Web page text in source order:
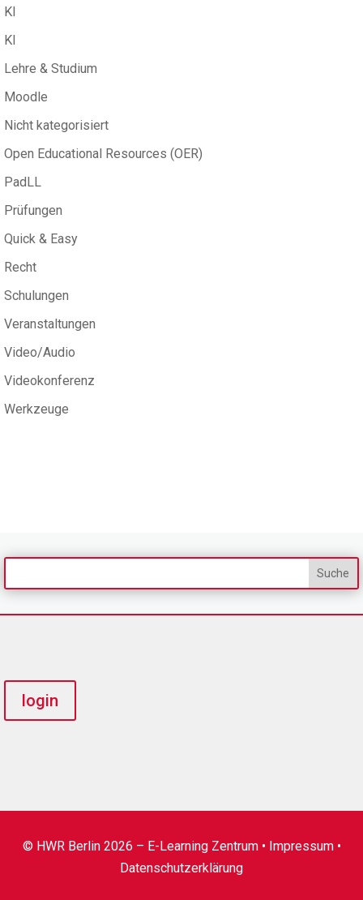
KI
KI
Lehre & Studium
Moodle
Nicht kategorisiert
Open Educational Resources (OER)
PadLL
Prüfungen
Quick & Easy
Recht
Schulungen
Veranstaltungen
Video/Audio
Videokonferenz
Werkzeuge
login
© HWR Berlin 2026 – E-Learning Zentrum • Impressum•
Datenschutzerklärung